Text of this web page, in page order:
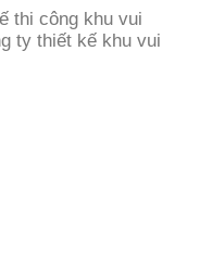
thi công khu vui
ty thiết kế khu vui